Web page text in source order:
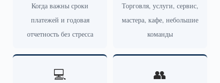
Когда важны сроки
платежей и годовая
отчетность без стресса
Торговля, услуги, сервис,
мастера, кафе, небольшие
команды
💻 👥